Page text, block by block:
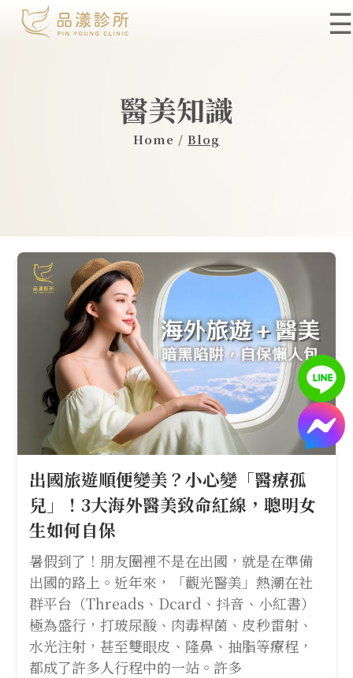
☰
醫美知識
Home / Blog
出國旅遊順便變美？小心變「醫療孤
兒」！3大海外醫美致命紅線，聰明女
生如何自保
暑假到了！朋友圈裡不是在出國，就是在準備
出國的路上。近年來，「觀光醫美」熱潮在社
群平台（Threads、Dcard、抖音、小紅書）
極為盛行，打玻尿酸、肉毒桿菌、皮秒雷射、
水光注射，甚至雙眼皮、隆鼻、抽脂等療程，
都成了許多人行程中的一站。許多